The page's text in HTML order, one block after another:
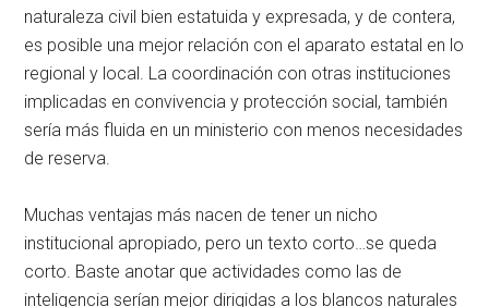
naturaleza civil bien estatuida y expresada, y de contera,
es posible una mejor relación con el aparato estatal en lo
regional y local. La coordinación con otras instituciones
implicadas en convivencia y protección social, también
sería más fluida en un ministerio con menos necesidades
de reserva.
Muchas ventajas más nacen de tener un nicho
institucional apropiado, pero un texto corto…se queda
corto. Baste anotar que actividades como las de
inteligencia serían mejor dirigidas a los blancos naturales